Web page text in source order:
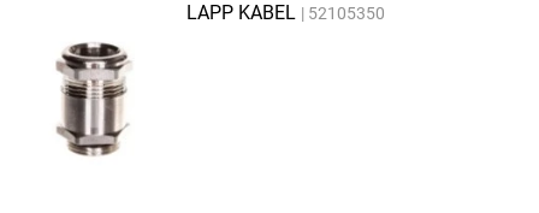
LAPP KABEL 52105350